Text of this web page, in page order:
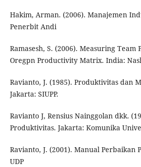
Hakim, Arman. (2006). Manajemen
Penerbit Andi
Ramasesh, S. (2006). Measuring
Oregpn Productivity Matrix. India:
Ravianto, J. (1985). Produktivitas dan
Jakarta: SIUPP.
Ravianto J, Rensius Nainggolan dkk.
Produktivitas. Jakarta: Komunika
Ravianto, J. (2001). Manual Perbaikan
UDP